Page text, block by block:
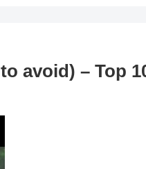
avoid) – Top